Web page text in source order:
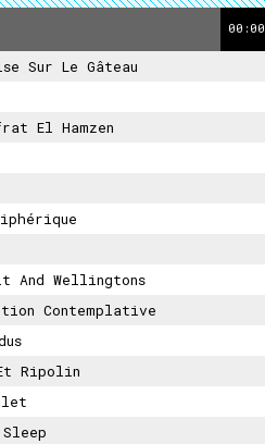
00:00
Sur Le Gâteau
El Hamzen
And Wellingtons
Contemplative
Ripolin